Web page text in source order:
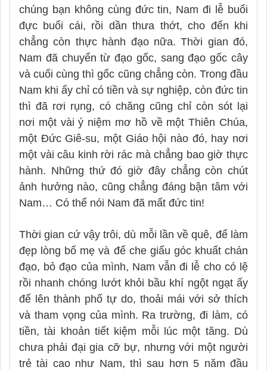
chúng bạn không cùng đức tin, Nam đi lễ buổi
đực buổi cái, rồi dần thưa thớt, cho đến khi
chẳng còn thực hành đạo nữa. Thời gian đó,
Nam đã chuyển từ đạo gốc, sang đạo gốc cây
và cuối cùng thì gốc cũng chẳng còn. Trong đầu
Nam khi ấy chỉ có tiền và sự nghiệp, còn đức tin
thì đã rơi rụng, có chăng cũng chỉ còn sót lại
nơi một vài ý niệm mơ hồ về một Thiên Chúa,
một Đức Giê-su, một Giáo hội nào đó, hay nơi
một vài câu kinh rời rác mà chẳng bao giờ thực
hành. Những thứ đó giờ đây chẳng còn chút
ảnh hưởng nào, cũng chẳng đáng bận tâm với
Nam… Có thể nói Nam đã mất đức tin!
Thời gian cứ vậy trôi, dù mỗi lần về quê, để làm
đẹp lòng bố mẹ và để che giấu góc khuất chán
đạo, bỏ đạo của mình, Nam vẫn đi lễ cho có lệ
rồi nhanh chóng lướt khỏi bầu khí ngột ngạt ấy
để lên thành phố tự do, thoải mái với sở thích
và tham vọng của mình. Ra trường, đi làm, có
tiền, tài khoản tiết kiệm mỗi lúc một tăng. Dù
chưa phải đại gia cỡ bự, nhưng với một người
trẻ tài cao như Nam, thì sau hơn 5 năm đầu